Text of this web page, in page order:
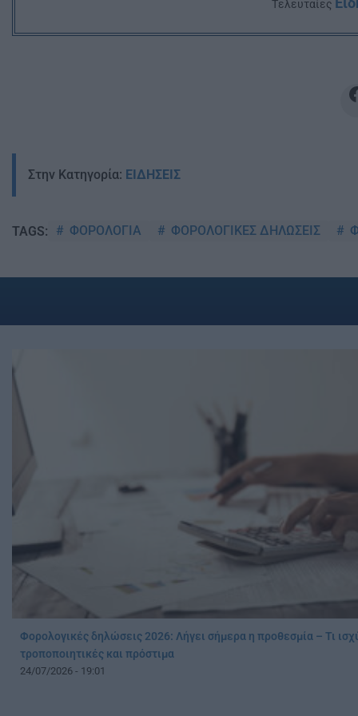
Tελευταίες
Στην Κατηγορία: ΕΙΔΗΣΕΙΣ
TAGS: ΦΟΡΟΛΟΓΙΑ ΦΟΡΟΛΟΓΙΚΕΣ ΔΗΛΩΣΕΙΣ
Φορολογικές δηλώσεις 2026: Λήγει σήμερα η προθεσμία – Τι
τροποποιητικές και πρόστιμα
24/07/2026 - 19:01